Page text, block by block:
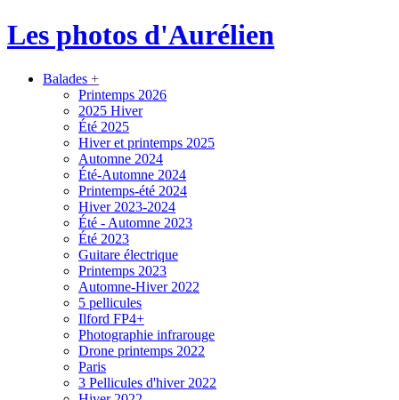
Les photos d'Aurélien
Balades +
Printemps 2026
2025 Hiver
Été 2025
Hiver et printemps 2025
Automne 2024
Été-Automne 2024
Printemps-été 2024
Hiver 2023-2024
Été - Automne 2023
Été 2023
Guitare électrique
Printemps 2023
Automne-Hiver 2022
5 pellicules
Ilford FP4+
Photographie infrarouge
Drone printemps 2022
Paris
3 Pellicules d'hiver 2022